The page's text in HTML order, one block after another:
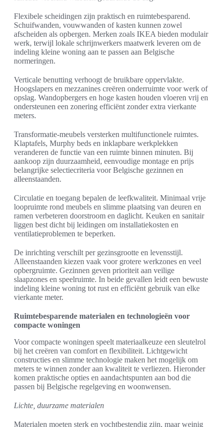
Flexibele scheidingen zijn praktisch en ruimtebesparend.
Schuifwanden, vouwwanden of kasten kunnen zowel
afscheiden als opbergen. Merken zoals IKEA bieden modulair
werk, terwijl lokale schrijnwerkers maatwerk leveren om de
indeling kleine woning aan te passen aan Belgische
normeringen.
Verticale benutting verhoogt de bruikbare oppervlakte.
Hoogslapers en mezzanines creëren onderruimte voor werk of
opslag. Wandopbergers en hoge kasten houden vloeren vrij en
ondersteunen een zonering efficiënt zonder extra vierkante
meters.
Transformatie-meubels versterken multifunctionele ruimtes.
Klaptafels, Murphy beds en inklapbare werkplekken
veranderen de functie van een ruimte binnen minuten. Bij
aankoop zijn duurzaamheid, eenvoudige montage en prijs
belangrijke selectiecriteria voor Belgische gezinnen en
alleenstaanden.
Circulatie en toegang bepalen de leefkwaliteit. Minimaal vrije
loopruimte rond meubels en slimme plaatsing van deuren en
ramen verbeteren doorstroom en daglicht. Keuken en sanitair
liggen best dicht bij leidingen om installatiekosten en
ventilatieproblemen te beperken.
De inrichting verschilt per gezinsgrootte en levensstijl.
Alleenstaanden kiezen vaak voor grotere werkzones en veel
opbergruimte. Gezinnen geven prioriteit aan veilige
slaapzones en speelruimte. In beide gevallen leidt een bewuste
indeling kleine woning tot rust en efficiënt gebruik van elke
vierkante meter.
Ruimtebesparende materialen en technologieën voor
compacte woningen
Voor compacte woningen speelt materiaalkeuze een sleutelrol
bij het creëren van comfort en flexibiliteit. Lichtgewicht
constructies en slimme technologie maken het mogelijk om
meters te winnen zonder aan kwaliteit te verliezen. Hieronder
komen praktische opties en aandachtspunten aan bod die
passen bij Belgische regelgeving en woonwensen.
Lichte, duurzame materialen
Materialen moeten sterk en vochtbestendig zijn, maar weinig